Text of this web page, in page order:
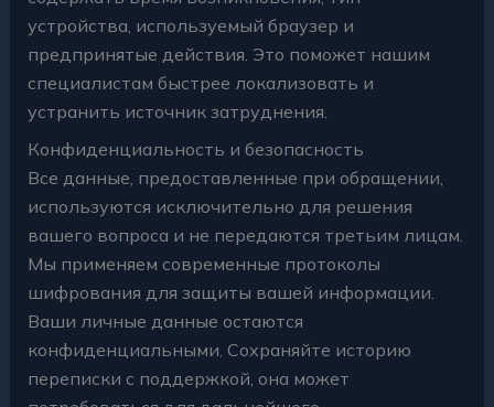
устройства, используемый браузер и
предпринятые действия. Это поможет нашим
специалистам быстрее локализовать и
устранить источник затруднения.
Конфиденциальность и безопасность
Все данные, предоставленные при обращении,
используются исключительно для решения
вашего вопроса и не передаются третьим лицам.
Мы применяем современные протоколы
шифрования для защиты вашей информации.
Ваши личные данные остаются
конфиденциальными. Сохраняйте историю
переписки с поддержкой, она может